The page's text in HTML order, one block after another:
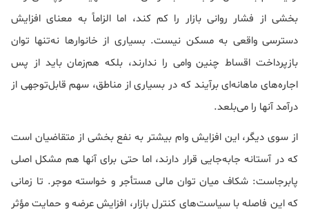
بخشی از فشار روانی بازار را کم کند، اما الزاماً به معنای افزایش
دسترسی واقعی به مسکن نیست. بسیاری از خانوارها نه‌تنها توان
بازپرداخت اقساط چنین وامی را ندارند، بلکه هم‌زمان باید از پس
اجاره‌های ماهانه‌ای برآیند که در بسیاری از مناطق، سهم قابل‌توجهی از
درآمد آنها را می‌بلعد.
از سوی دیگر، این افزایش وام بیشتر به نفع بخشی از متقاضیان است
که در آستانه جابه‌جایی قرار دارند، اما حتی برای آنها هم مشکل اصلی
پابرجاست: شکاف میان توان مالی مستأجر و خواسته موجر. تا زمانی
که این فاصله با سیاست‌های کنترل بازار، افزایش عرضه و حمایت مؤثر